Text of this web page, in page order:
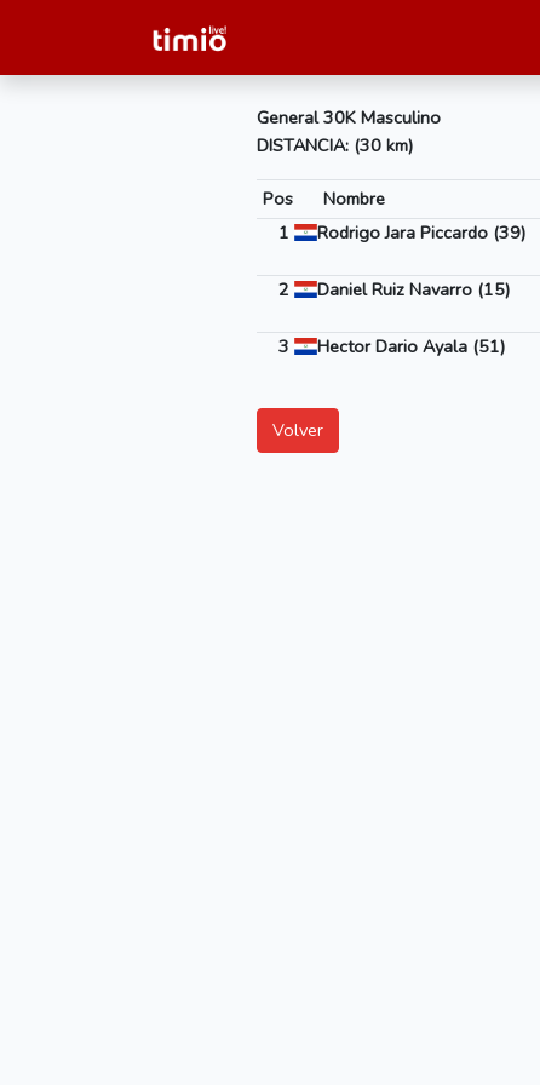
General 30K Masculino
DISTANCIA: (30 km)
Pos Nombre
1
Rodrigo Jara Piccardo (39)
2
Daniel Ruiz Navarro (15)
3
Hector Dario Ayala (51)
Volver